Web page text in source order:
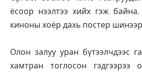
ёсоор нээлтээ хийх гэж
киноны хоёр дахь постер
Олон залуу уран бүтээлчдээс
хамтран тоглосон гэдгээрээ